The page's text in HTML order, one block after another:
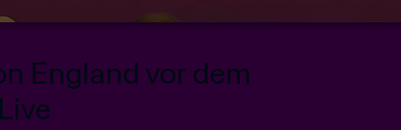
England vor dem